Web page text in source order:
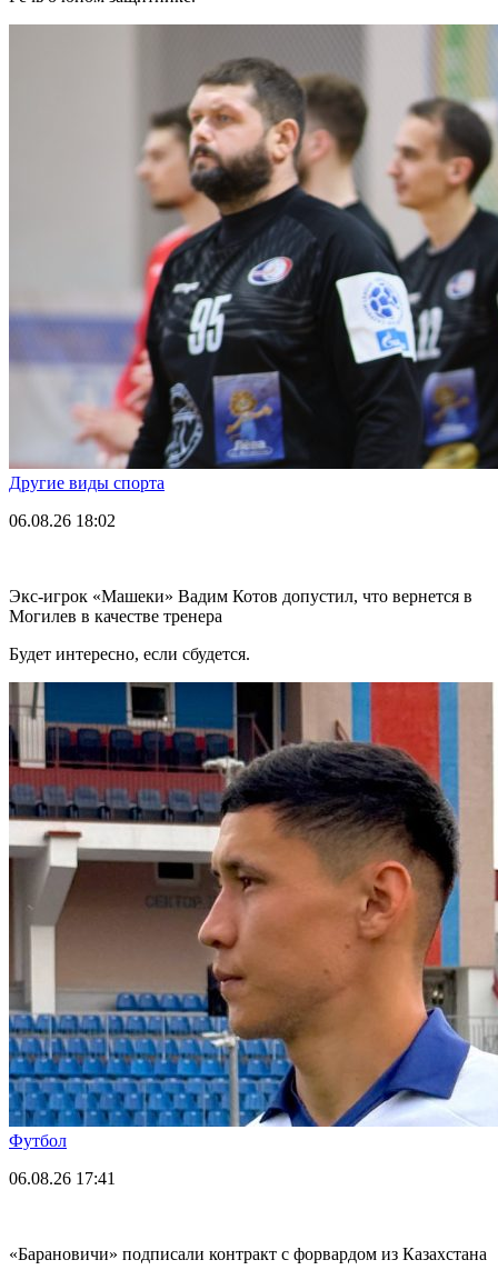
Другие виды спорта
06.08.26 18:02
Экс-игрок «Машеки» Вадим Котов допустил, что вернется в
Могилев в качестве тренера
Будет интересно, если сбудется.
Футбол
06.08.26 17:41
«Барановичи» подписали контракт с форвардом из Казахстана